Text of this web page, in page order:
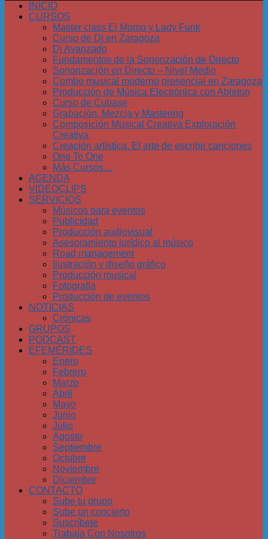
INICIO
CURSOS
Master class El Momo y Lady Funk
Curso de Dj en Zaragoza
Dj Avanzado
Fundamentos de la Sonorización de Directo
Sonorización en Directo – Nivel Medio
Combo musical moderno presencial en Zaragoza
Producción de Música Electrónica con Ableton
Curso de Cubase
Grabación, Mezcla y Mastering
Composición Musical Creativa Exploración
Creativa
Creación artística. El arte de escribir canciones
One To One
Más Cursos…
AGENDA
VIDEOCLIPS
SERVICIOS
Músicos para eventos
Publicidad
Producción audiovisual
Asesoramiento jurídico al músico
Road management
Ilustración y diseño gráfico
Producción musical
Fotografía
Producción de eventos
NOTICIAS
Crónicas
GRUPOS
PODCAST
EFEMÉRIDES
Enero
Febrero
Marzo
Abril
Mayo
Junio
Julio
Agosto
Septiembre
Octubre
Noviembre
Diciembre
CONTACTO
Sube tu grupo
Sube un concierto
Suscríbete
Trabaja Con Nosotros